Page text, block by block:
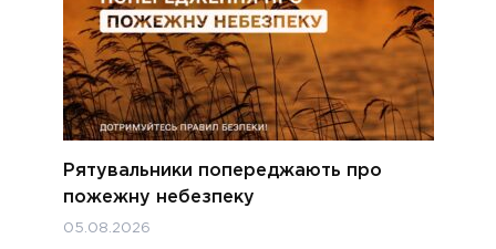
Рятувальники попереджають про
пожежну небезпеку
05.08.2026